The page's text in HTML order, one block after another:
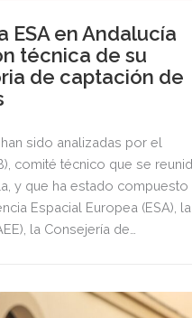
ESA en Andalucía
técnica de su
de captación de
sido analizadas por el
comité técnico que se
y que ha estado compuesto
Espacial Europea (ESA), la
la Consejería de
BIC Andalucía.